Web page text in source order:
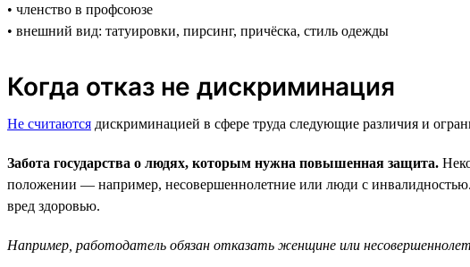
• членство в профсоюзе
• внешний вид: татуировки, пирсинг, причёска, стиль одежды
Когда отказ не дискриминация
Не считаются дискриминацией в сфере труда следующие различия и
Забота государства о людях, которым нужна повышенная защита.
положении — например, несовершеннолетние или люди с инвалидностью.
вред здоровью.
Например, работодатель обязан отказать женщине или